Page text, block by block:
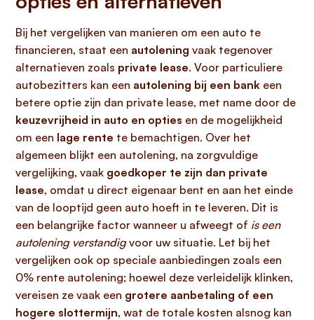
Bij het vergelijken van manieren om een auto te
financieren, staat een autolening vaak tegenover
alternatieven zoals private lease. Voor particuliere
autobezitters kan een autolening bij een bank een
betere optie zijn dan private lease, met name door de
keuzevrijheid in auto en opties en de mogelijkheid
om een lage rente te bemachtigen. Over het
algemeen blijkt een autolening, na zorgvuldige
vergelijking, vaak goedkoper te zijn dan private
lease, omdat u direct eigenaar bent en aan het einde
van de looptijd geen auto hoeft in te leveren. Dit is
een belangrijke factor wanneer u afweegt of is een
autolening verstandigvoor uw situatie. Let bij het
vergelijken ook op speciale aanbiedingen zoals een
0% rente autolening; hoewel deze verleidelijk klinken,
vereisen ze vaak een grotere aanbetaling of een
hogere slottermijn, wat de totale kosten alsnog kan